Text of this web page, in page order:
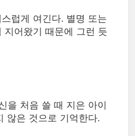
럽게 여긴다. 별명 또는
지어왔기 때문에 그런 듯
을 처음 쓸 때 지은 아이
않은 것으로 기억한다.